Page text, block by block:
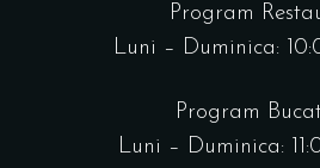
Program
Luni – Duminica:
Program
Luni – Duminica: